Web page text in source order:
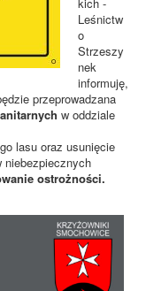
Leśnictw
o
Strzeszy
nek
informuję,
przeprowadzana
w oddziale
lasu oraz usunięcie
niebezpiecznych
ostrożności.